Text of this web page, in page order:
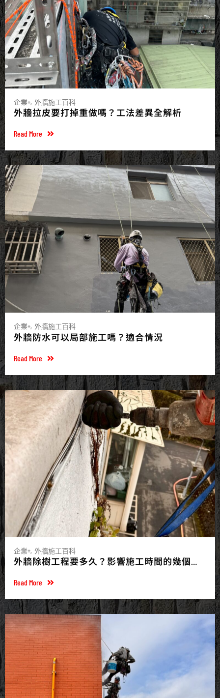
企業+ 外牆施工百科
外牆拉皮要打掉重做嗎？工法差異全解析
Read More
企業+ 外牆施工百科
外牆防水可以局部施工嗎？適合情況
Read More
企業+ 外牆施工百科
外牆除樹工程要多久？影響施工時間的幾個因
Read More